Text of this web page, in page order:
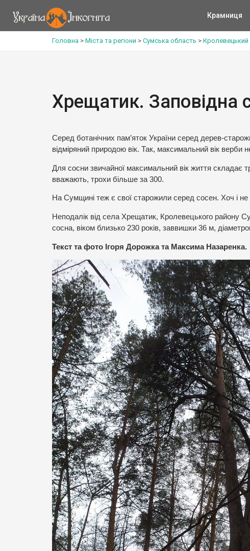
Крамниця
Головна > Міста та регіони > Сумська область > Кролевецький
Хрещатик. Заповідна
Серед ботанічних пам’яток України серед дерев-
відміряний природою вік. Так, максимальний вік верби
Для сосни звичайної максимальний вік життя складає
вважають, трохи більше за 300.
На Сумщині теж є свої старожили серед сосен. Хоч і
Неподалік від села Хрещатик, Кролевецького району
сосна, віком близько 230 років, заввишки 36 м,
Текст та фото Ігоря Дорожка та Максима Назаренка.